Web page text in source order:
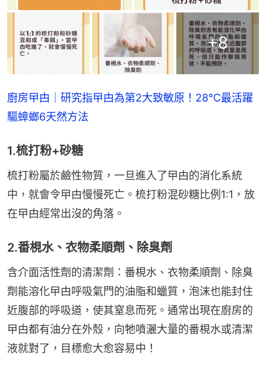
+8
廚房曱甴｜研究指曱甴為第2大致敏原！28°C最活躍
驅蟑螂6天然方法
1.梳打粉+砂糖
梳打粉屬於鹼性物質，一旦進入了曱甴的消化系統
中，就會令曱甴慢慢死亡。梳打粉混砂糖比例1:1，放
在曱甴經常出沒的角落。
2.番梘水、衣物柔順劑、除臭劑
含介面活性劑的清潔劑：番梘水、衣物柔順劑、除臭
劑能溶化曱甴呼吸氣門的油脂和蠟質，泡沫也能封住
近腹部的呼吸道，使其窒息而死。通常出現在廚房的
曱甴都有油分在外殼，向牠噴灑大量的番梘水或清潔
液就對了，目標愈大愈容易中！